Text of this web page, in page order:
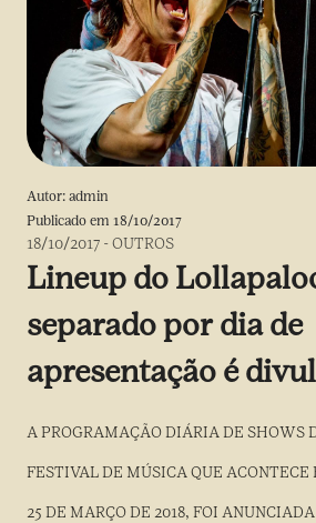
Autor: admin
Publicado em 18/10/2017
18/10/2017 -OUTROS
Lineup do
separado por dia de
apresentação é
A PROGRAMAÇÃO DIÁRIA DE SHOWS
FESTIVAL DE MÚSICA QUE ACONTECE
25 DE MARÇO DE 2018, FOI